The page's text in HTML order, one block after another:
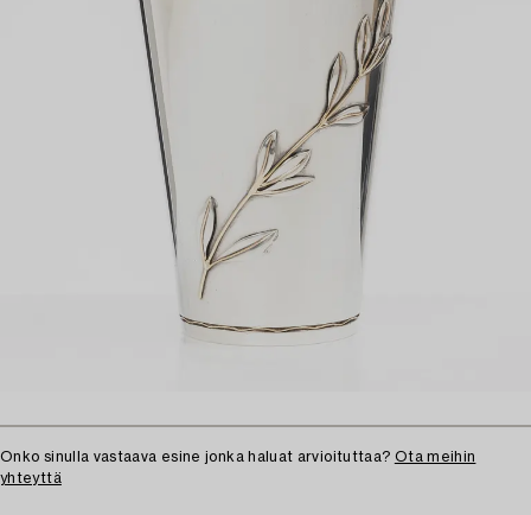
Onko sinulla vastaava esine jonka haluat arvioituttaa? Ota meihin
yhteyttä